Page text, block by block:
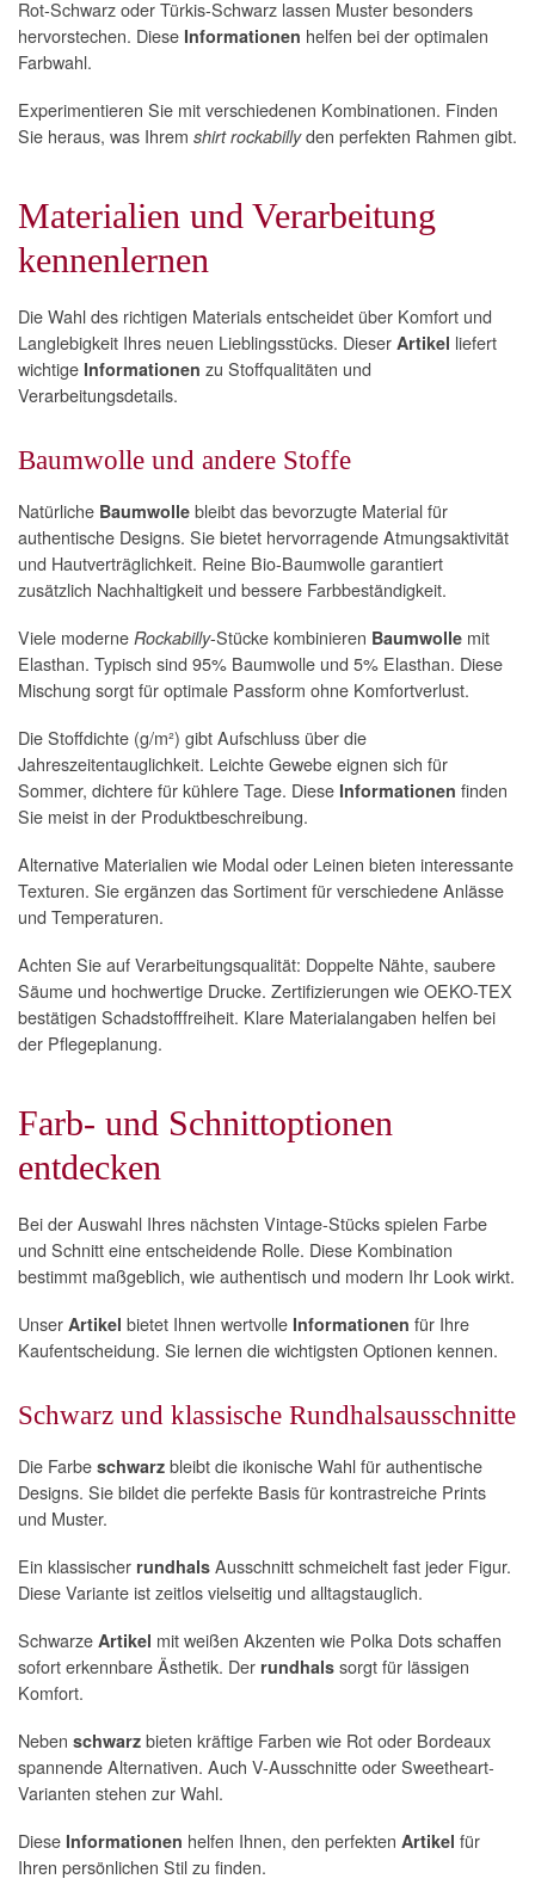
Rot-Schwarz oder Türkis-Schwarz lassen Muster besonders
hervorstechen. Diese Informationen helfen bei der optimalen
Farbwahl.
Experimentieren Sie mit verschiedenen Kombinationen. Finden
Sie heraus, was Ihrem shirt rockabillyden perfekten Rahmen gibt.
Materialien und Verarbeitung
kennenlernen
Die Wahl des richtigen Materials entscheidet über Komfort und
Langlebigkeit Ihres neuen Lieblingsstücks. Dieser Artikel liefert
wichtige Informationen zu Stoffqualitäten und
Verarbeitungsdetails.
Baumwolle und andere Stoffe
Natürliche Baumwolle bleibt das bevorzugte Material für
authentische Designs. Sie bietet hervorragende Atmungsaktivität
und Hautverträglichkeit. Reine Bio-Baumwolle garantiert
zusätzlich Nachhaltigkeit und bessere Farbbeständigkeit.
Viele moderne Rockabilly-Stücke kombinieren Baumwolle mit
Elasthan. Typisch sind 95% Baumwolle und 5% Elasthan. Diese
Mischung sorgt für optimale Passform ohne Komfortverlust.
Die Stoffdichte (g/m²) gibt Aufschluss über die
Jahreszeitentauglichkeit. Leichte Gewebe eignen sich für
Sommer, dichtere für kühlere Tage. Diese Informationen finden
Sie meist in der Produktbeschreibung.
Alternative Materialien wie Modal oder Leinen bieten interessante
Texturen. Sie ergänzen das Sortiment für verschiedene Anlässe
und Temperaturen.
Achten Sie auf Verarbeitungsqualität: Doppelte Nähte, saubere
Säume und hochwertige Drucke. Zertifizierungen wie OEKO-TEX
bestätigen Schadstofffreiheit. Klare Materialangaben helfen bei
der Pflegeplanung.
Farb- und Schnittoptionen
entdecken
Bei der Auswahl Ihres nächsten Vintage-Stücks spielen Farbe
und Schnitt eine entscheidende Rolle. Diese Kombination
bestimmt maßgeblich, wie authentisch und modern Ihr Look wirkt.
Unser Artikel bietet Ihnen wertvolle Informationen für Ihre
Kaufentscheidung. Sie lernen die wichtigsten Optionen kennen.
Schwarz und klassische Rundhalsausschnitte
Die Farbe schwarz bleibt die ikonische Wahl für authentische
Designs. Sie bildet die perfekte Basis für kontrastreiche Prints
und Muster.
Ein klassischer rundhals Ausschnitt schmeichelt fast jeder Figur.
Diese Variante ist zeitlos vielseitig und alltagstauglich.
Schwarze Artikel mit weißen Akzenten wie Polka Dots schaffen
sofort erkennbare Ästhetik. Der rundhals sorgt für lässigen
Komfort.
Neben schwarz bieten kräftige Farben wie Rot oder Bordeaux
spannende Alternativen. Auch V-Ausschnitte oder Sweetheart-
Varianten stehen zur Wahl.
Diese Informationen helfen Ihnen, den perfekten Artikel für
Ihren persönlichen Stil zu finden.